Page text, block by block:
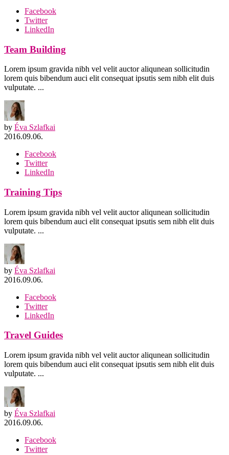
Facebook
Twitter
LinkedIn
Team Building
Lorem ipsum gravida nibh vel velit auctor aliqunean sollicitudin
lorem quis bibendum auci elit consequat ipsutis sem nibh elit duis
vulputate. ...
by Éva Szlafkai
2016.09.06.
Facebook
Twitter
LinkedIn
Training Tips
Lorem ipsum gravida nibh vel velit auctor aliqunean sollicitudin
lorem quis bibendum auci elit consequat ipsutis sem nibh elit duis
vulputate. ...
by Éva Szlafkai
2016.09.06.
Facebook
Twitter
LinkedIn
Travel Guides
Lorem ipsum gravida nibh vel velit auctor aliqunean sollicitudin
lorem quis bibendum auci elit consequat ipsutis sem nibh elit duis
vulputate. ...
by Éva Szlafkai
2016.09.06.
Facebook
Twitter